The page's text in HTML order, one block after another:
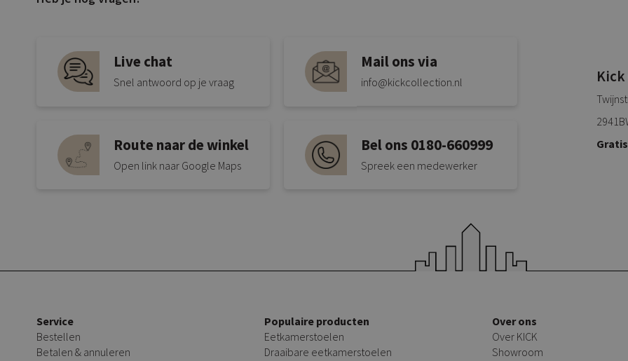
Live chat
Snel antwoord op je vraag
Mail ons via
info@kickcollection.nl
Route naar de winkel
Open link naar Google Maps
Bel ons 0180-660999
Spreek een medewerker
Service
Bestellen
Betalen & annuleren
Populaire producten
Eetkamerstoelen
Draaibare eetkamerstoelen
Over ons
Over KICK
Showroom